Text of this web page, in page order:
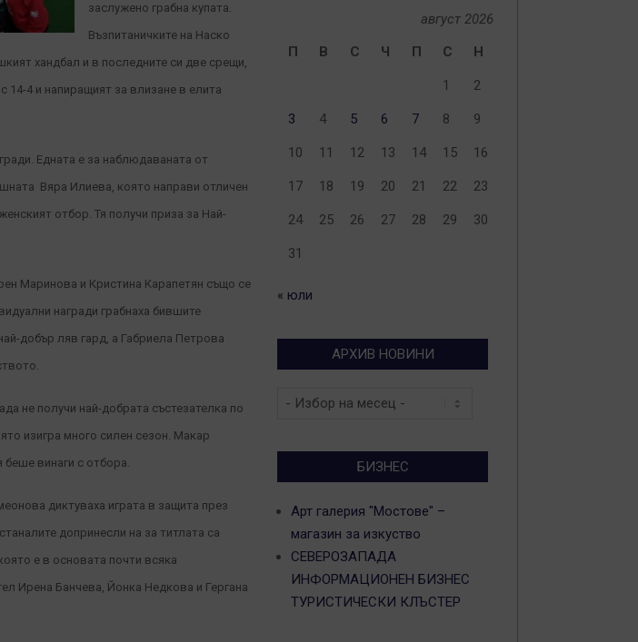
заслужено грабна купата.
Възпитаничките на Наско
хандбал и в последните си две срещи,
14-4 и напиращият за влизане в елита
Едната е за наблюдаваната от
Вяра Илиева, която направи отличен
отбор. Тя получи приза за Най-
Маринова и Кристина Карапетян също се
награди грабнаха бившите
добър ляв гард, а Габриела Петрова
не получи най-добрата състезателка по
изигра много силен сезон. Макар
беше винаги с отбора.
диктуваха играта в защита през
допринесли на за титлата са
е в основата почти всяка
Ирена Банчева, Йонка Недкова и Гергана
август 2026
П
В С Ч П С Н
1 2
3 4 5 6 7 8 9
10 11 12 13 14 15 16
17 18 19 20 21 22 23
24 25 26 27 28 29 30
31
« юли
АРХИВ НОВИНИ
Архив
БИЗНЕС
Арт галерия "Мостове" –
магазин за изкуство
СЕВЕРОЗАПАДА
ИНФОРМАЦИОНЕН БИЗНЕС
ТУРИСТИЧЕСКИ КЛЪСТЕР